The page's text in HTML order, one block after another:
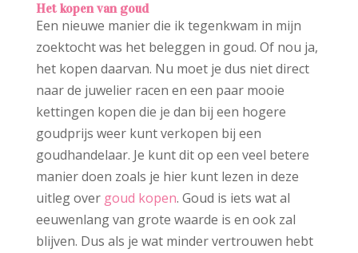
Het kopen van goud
Een nieuwe manier die ik tegenkwam in mijn
zoektocht was het beleggen in goud. Of nou ja,
het kopen daarvan. Nu moet je dus niet direct
naar de juwelier racen en een paar mooie
kettingen kopen die je dan bij een hogere
goudprijs weer kunt verkopen bij een
goudhandelaar. Je kunt dit op een veel betere
manier doen zoals je hier kunt lezen in deze
uitleg over goud kopen. Goud is iets wat al
eeuwenlang van grote waarde is en ook zal
blijven. Dus als je wat minder vertrouwen hebt